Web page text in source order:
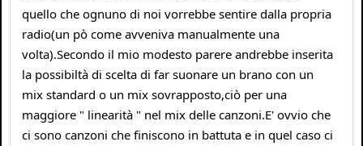
quello che ognuno di noi vorrebbe sentire dalla propria
radio(un pò come avveniva manualmente una
volta).Secondo il mio modesto parere andrebbe inserita
la possibiltà di scelta di far suonare un brano con un
mix standard o un mix sovrapposto,ciò per una
maggiore " linearità " nel mix delle canzoni.E' ovvio che
ci sono canzoni che finiscono in battuta e in quel caso ci